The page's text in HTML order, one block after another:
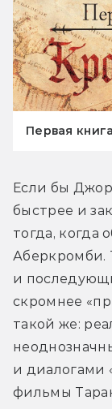
Первая
Если бы
быстрее и
тогда, когда
Аберкромби.
и
скромнее
такой же:
и диалогами
фильмы